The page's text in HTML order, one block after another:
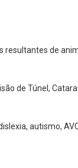
de
de Túnel,
autismo,